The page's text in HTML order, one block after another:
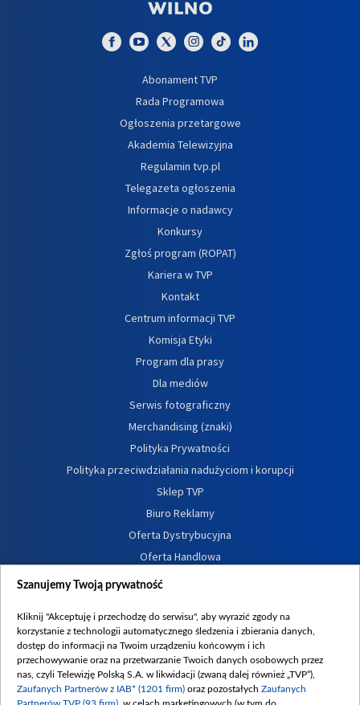
Abonament TVP
Rada Programowa
Ogłoszenia przetargowe
Akademia Telewizyjna
Regulamin tvp.pl
Telegazeta ogłoszenia
Informacje o nadawcy
Konkursy
Zgłoś program (ROPAT)
Kariera w TVP
Kontakt
Centrum informacji TVP
Komisja Etyki
Program dla prasy
Dla mediów
Serwis fotograficzny
Merchandising (znaki)
Polityka Prywatności
Polityka przeciwdziałania nadużyciom i korupcji
Sklep TVP
Biuro Reklamy
Oferta Dystrybucyjna
Oferta Handlowa
Dostępność
Procedura zgłoszeń wewnętrznych
Szanujemy Twoją prywatność
Kliknij "Akceptuję i przechodzę do serwisu", aby wyrazić zgody na
korzystanie z technologii automatycznego śledzenia i zbierania danych,
dostęp do informacji na Twoim urządzeniu końcowym i ich
przechowywanie oraz na przetwarzanie Twoich danych osobowych przez
nas, czyli Telewizję Polską S.A. w likwidacji (zwaną dalej również „TVP”),
Zaufanych Partnerów z IAB* (1201 firm) oraz pozostałych Zaufanych